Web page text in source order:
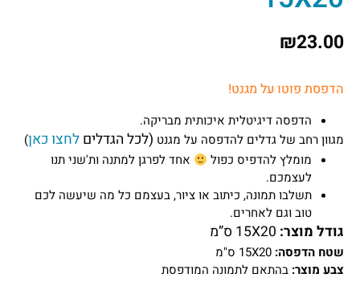
₪23.00
הדפסת פוטו על מגנט!
הדפסה דיגיטלית איכותית מבריקה.
מגוון רחב של גדלים להדפסה על מגנט (לכל הגדלים לחצו כאן)
מומלץ להדפיס כפול
אחד לפרגן למתנה ות'שני תנו
לעצמכם.
תשלבו תמונה, כיתוב או ציור, בעצמם כל מה שיעשה לכם
טוב וגם לאחרים.
גודל מוצר: 15X20 ס”מ
שטח הדפסה:
צבע מוצר: בהתאם לתמונה המודפסת